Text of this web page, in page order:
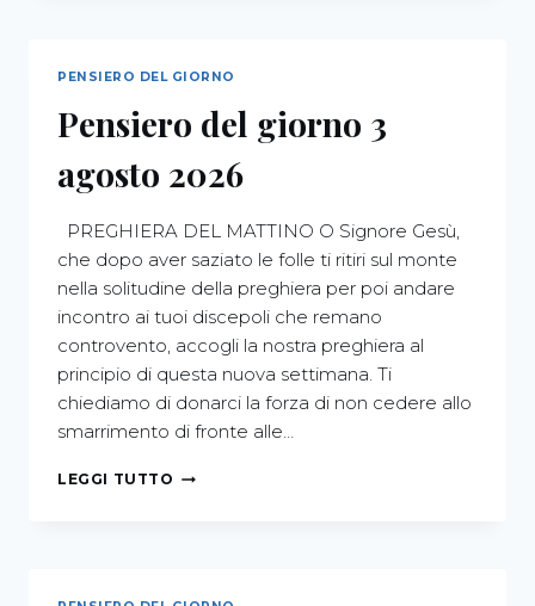
PENSIERO DEL GIORNO
Pensiero del giorno 3
agosto 2026
PREGHIERA DEL MATTINO O Signore Gesù,
che dopo aver saziato le folle ti ritiri sul monte
nella solitudine della preghiera per poi andare
incontro ai tuoi discepoli che remano
controvento, accogli la nostra preghiera al
principio di questa nuova settimana. Ti
chiediamo di donarci la forza di non cedere allo
smarrimento di fronte alle…
LEGGI TUTTO